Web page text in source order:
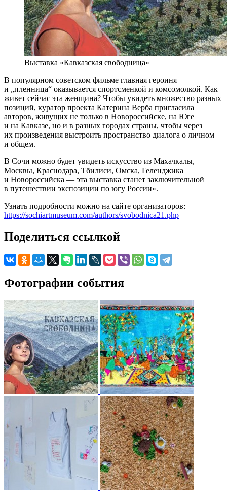
Выставка «Кавказская свободница»
В популярном советском фильме главная героиня
и „пленница“ оказывается спортсменкой и комсомолкой. Как
живет сейчас эта женщина? Чтобы увидеть множество разных
позиций, куратор проекта Катерина Верба пригласила
авторов, живущих не только в Новороссийске, на Юге
и на Кавказе, но и в разных городах страны, чтобы через
их произведения выстроить пространство диалога о личном
и общем.
В Сочи можно будет увидеть искусство из Махачкалы,
Москвы, Краснодара, Тбилиси, Омска, Геленджика
и Новороссийска — эта выставка станет заключительной
в путешествии экспозиции по югу России».
Узнать подробности можно на сайте организаторов:
https://sochiartmuseum.com/authors/svobodnica21.php
Поделиться ссылкой
Фотографии события